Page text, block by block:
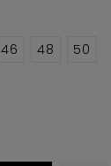
46 48 50